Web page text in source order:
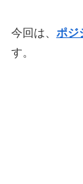
今回は、 ポジ
す。